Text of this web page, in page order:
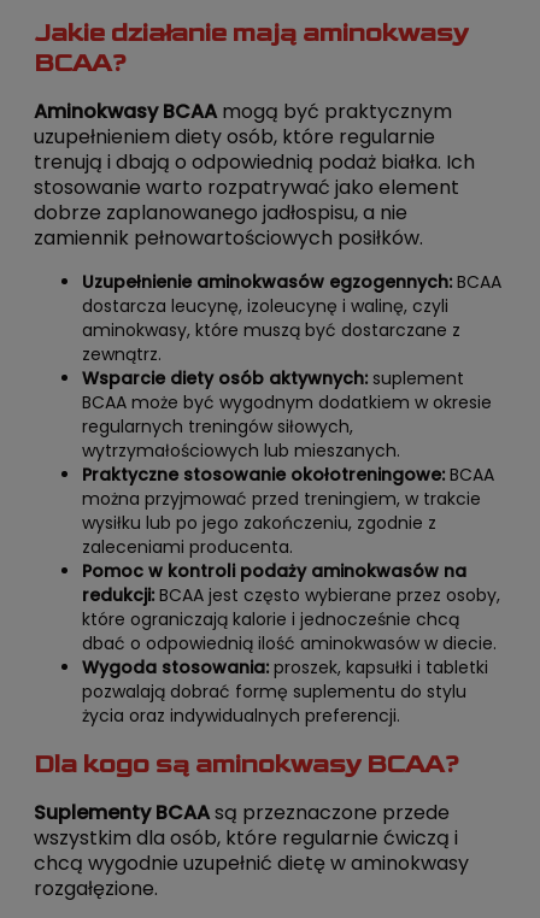
Jakie działanie mają aminokwasy
BCAA?
Aminokwasy BCAAmogą być praktycznym
uzupełnieniem diety osób, które regularnie
trenują i dbają o odpowiednią podaż białka. Ich
stosowanie warto rozpatrywać jako element
dobrze zaplanowanego jadłospisu, a nie
zamiennik pełnowartościowych posiłków.
Uzupełnienie aminokwasów egzogennych: BCAA
dostarcza leucynę, izoleucynę i walinę, czyli
aminokwasy, które muszą być dostarczane z
zewnątrz.
Wsparcie diety osób aktywnych: suplement
BCAA może być wygodnym dodatkiem w okresie
regularnych treningów siłowych,
wytrzymałościowych lub mieszanych.
Praktyczne stosowanie okołotreningowe: BCAA
można przyjmować przed treningiem, w trakcie
wysiłku lub po jego zakończeniu, zgodnie z
zaleceniami producenta.
Pomoc w kontroli podaży aminokwasów na
redukcji: BCAA jest często wybierane przez osoby,
które ograniczają kalorie i jednocześnie chcą
dbać o odpowiednią ilość aminokwasów w diecie.
Wygoda stosowania: proszek, kapsułki i tabletki
pozwalają dobrać formę suplementu do stylu
życia oraz indywidualnych preferencji.
Dla kogo są aminokwasy BCAA?
Suplementy BCAAsą przeznaczone przede
wszystkim dla osób, które regularnie ćwiczą i
chcą wygodnie uzupełnić dietę w aminokwasy
rozgałęzione.